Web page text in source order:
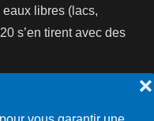
❌
libres (lacs,
s’en tirent avec des